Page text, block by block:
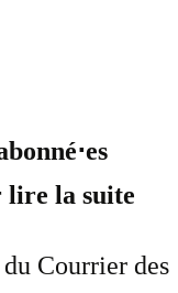
lire la suite
Courrier des